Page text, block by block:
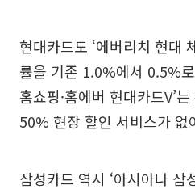
현대카드도 ‘에버리치 현대
률을 기존 1.0%에서 0.5%
홈쇼핑·홈에버 현대카드V’
50% 현장 할인 서비스가 없
삼성카드 역시 ‘아시아나 삼